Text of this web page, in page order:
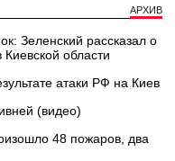
АРХИВ
Зеленский рассказал о
области
атаки РФ на Киев
(видео)
48 пожаров, два